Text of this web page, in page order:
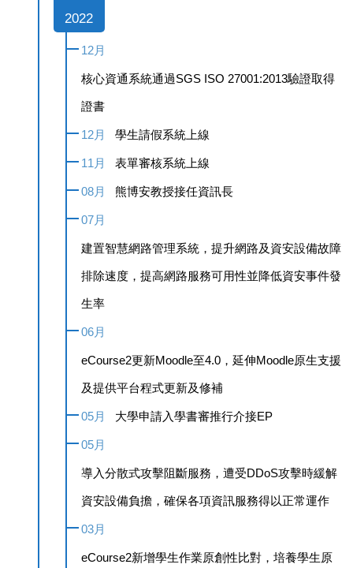
2022
12月
核心資通系統通過SGS ISO 27001:2013驗證取得
證書
12月 學生請假系統上線
11月 表單審核系統上線
08月 熊博安教授接任資訊長
07月
建置智慧網路管理系統，提升網路及資安設備故障
排除速度，提高網路服務可用性並降低資安事件發
生率
06月
eCourse2更新Moodle至4.0，延伸Moodle原生支援
及提供平台程式更新及修補
05月 大學申請入學書審推行介接EP
05月
導入分散式攻擊阻斷服務，遭受DDoS攻擊時緩解
資安設備負擔，確保各項資訊服務得以正常運作
03月
eCourse2新增學生作業原創性比對，培養學生原